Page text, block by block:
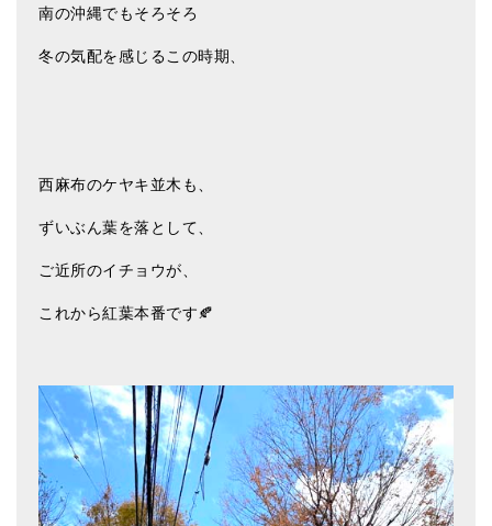
チベット・シンギングボウル
新・鍛造スペシャル
お得なアマナマナ・セット
特大シンギングボウル・特殊柄
スティック・マレット・リング（台座）
アマナマナのティンシャ
ベーシック・ティンシャ（4種）
ティンシャケース
チベット・真マントラ香
南の沖縄でもそろそろ
冬の気配を感じるこの時期、
西麻布のケヤキ並木も、
ずいぶん葉を落として、
ご近所のイチョウが、
これから紅葉本番です🍂